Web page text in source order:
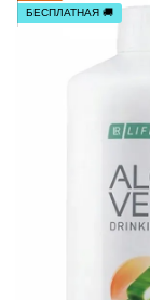
БЕСПЛАТНАЯ 🚚